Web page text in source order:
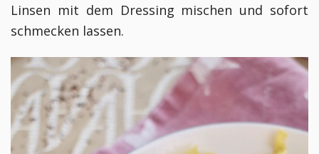
Linsen mit dem Dressing mischen und sofort
schmecken lassen.